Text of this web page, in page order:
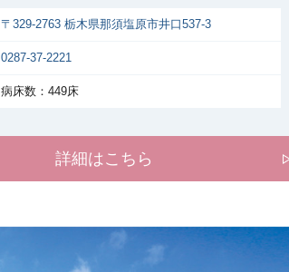
〒329-2763 栃木県那須塩原市井口537-3
0287-37-2221
病床数：449床
詳細はこちら